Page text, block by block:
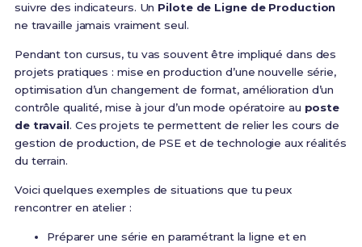
suivre des indicateurs. Un Pilote de Ligne de Production
ne travaille jamais vraiment seul.
Pendant ton cursus, tu vas souvent être impliqué dans des
projets pratiques : mise en production d’une nouvelle série,
optimisation d’un changement de format, amélioration d’un
contrôle qualité, mise à jour d’un mode opératoire au poste
de travail. Ces projets te permettent de relier les cours de
gestion de production, de PSE et de technologie aux réalités
du terrain.
Voici quelques exemples de situations que tu peux
rencontrer en atelier :
Préparer une série en paramétrant la ligne et en